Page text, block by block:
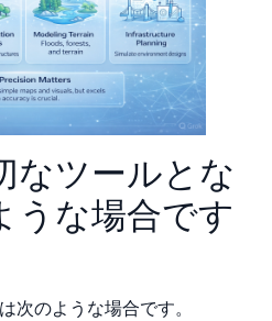
なツールとな
うな場合です
次のような場合です。